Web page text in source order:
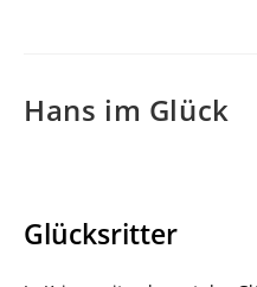
Hans im Glück
Glücksritter